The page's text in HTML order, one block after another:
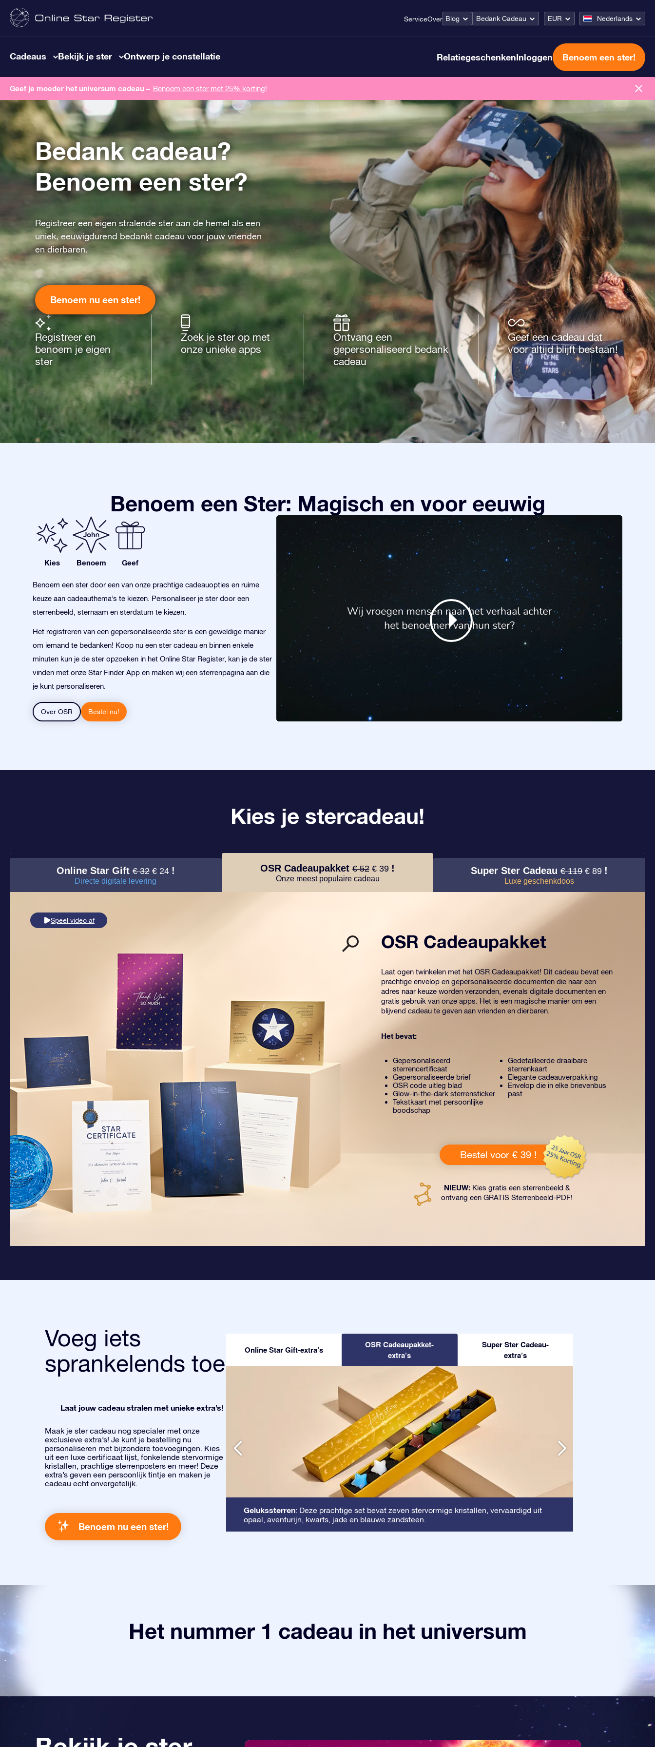
ServiceOver Blog Bedank Cadeau EUR Nederlands
Cadeaus Bekijk je ster Ontwerp je constellatie RelatiegeschenkenInloggen Benoem een ster!
Geef je moeder het universum cadeau – Benoem een ​​ster met 25% korting!
Bedank cadeau?
Benoem een ster?
Registreer een eigen stralende ster aan de hemel als een
uniek, eeuwigdurend bedankt cadeau voor jouw vrienden
en dierbaren.
Benoem nu een ster!
Registreer en
benoem je eigen
ster
Zoek je ster op met
onze unieke apps
Ontvang een
gepersonaliseerd bedank
cadeau
Geef een cadeau dat
voor altijd blijft bestaan!
Benoem een Ster: Magisch en voor eeuwig
Kies Benoem Geef
Benoem een ster door een van onze prachtige cadeauopties en ruime
keuze aan cadeauthema’s te kiezen. Personaliseer je ster door een
sterrenbeeld, sternaam en sterdatum te kiezen.
Het registreren van een gepersonaliseerde ster is een geweldige manier
om iemand te bedanken! Koop nu een ster cadeau en binnen enkele
minuten kun je de ster opzoeken in het Online Star Register, kan je de ster
vinden met onze Star Finder App en maken wij een sterrenpagina aan die
je kunt personaliseren.
Over OSR Bestel nu!
Kies je stercadeau!
Online Star Gift€ 32 € 24 !
Directe digitale levering
OSR Cadeaupakket € 52 € 39 !
Onze meest populaire cadeau
Super Ster Cadeau€ 119 € 89 !
Luxe geschenkdoos
Speel video af
OSR Cadeaupakket
Laat ogen twinkelen met het OSR Cadeaupakket! Dit cadeau bevat een
prachtige envelop en gepersonaliseerde documenten die naar een
adres naar keuze worden verzonden, evenals digitale documenten en
gratis gebruik van onze apps. Het is een magische manier om een
blijvend cadeau te geven aan vrienden en dierbaren.
Het bevat:
Gepersonaliseerd
sterrencertificaat
Gepersonaliseerde brief
OSR code uitleg blad
Glow-in-the-dark sterrensticker
Tekstkaart met persoonlijke
boodschap
Gedetailleerde draaibare
sterrenkaart
Elegante cadeauverpakking
Envelop die in elke brievenbus
past
Bestel voor € 39 !
NIEUW:Kies gratis een sterrenbeeld &
ontvang een GRATIS Sterrenbeeld-PDF!
Voeg iets
sprankelends toe
Laat jouw cadeau stralen met unieke extra’s!
Maak je ster cadeau nog specialer met onze
exclusieve extra’s! Je kunt je bestelling nu
personaliseren met bijzondere toevoegingen. Kies
uit een luxe certificaat lijst, fonkelende stervormige
kristallen, prachtige sterrenposters en meer! Deze
extra’s geven een persoonlijk tintje en maken je
cadeau echt onvergetelijk.
Benoem nu een ster!
Online Star Gift-extra’s
OSR Cadeaupakket-
extra’s
Super Ster Cadeau-
extra’s
Gelukssterren: Deze prachtige set bevat zeven stervormige kristallen, vervaardigd uit
opaal, aventurijn, kwarts, jade en blauwe zandsteen.
Het nummer 1 cadeau in het universum